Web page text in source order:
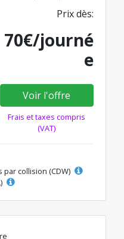
Prix dès:
70€/journé
e
Voir l'offre
Frais et taxes compris
(VAT)
collision (CDW)